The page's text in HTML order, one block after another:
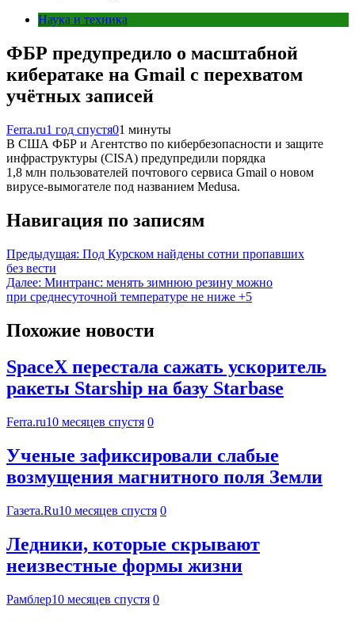
Наука и техника
ФБР предупредило о масштабной
кибератаке на Gmail с перехватом
учётных записей
Ferra.ru1 год спустя01 минуты
В США ФБР и Агентство по кибербезопасности и защите
инфраструктуры (CISA) предупредили порядка
1,8 млн пользователей почтового сервиса Gmail о новом
вирусе-вымогателе под названием Medusa.
Навигация по записям
Предыдущая: Под Курском найдены сотни пропавших
без вести
Далее: Минтранс: менять зимнюю резину можно
при среднесуточной температуре не ниже +5
Похожие новости
SpaceX перестала сажать ускоритель
ракеты Starship на базу Starbase
Ferra.ru10 месяцев спустя 0
Ученые зафиксировали слабые
возмущения магнитного поля Земли
Газета.Ru10 месяцев спустя 0
Ледники, которые скрывают
неизвестные формы жизни
Рамблер10 месяцев спустя 0